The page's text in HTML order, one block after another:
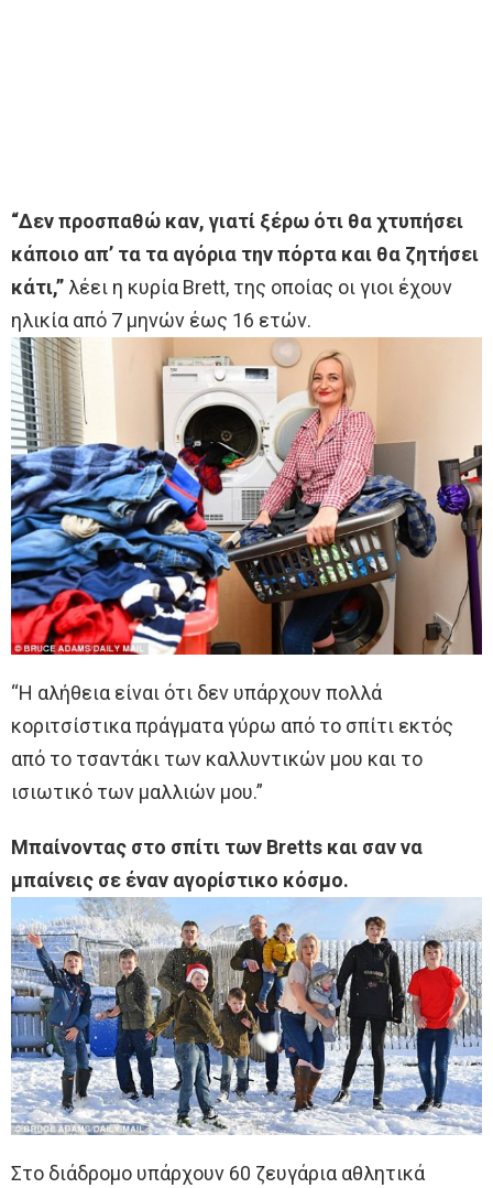
“Δεν προσπαθώ καν, γιατί ξέρω ότι θα χτυπήσει
κάποιο απ’ τα τα αγόρια την πόρτα και θα ζητήσει
κάτι,” λέει η κυρία Brett, της οποίας οι γιοι έχουν
ηλικία από 7 μηνών έως 16 ετών.
“Η αλήθεια είναι ότι δεν υπάρχουν πολλά
κοριτσίστικα πράγματα γύρω από το σπίτι εκτός
από το τσαντάκι των καλλυντικών μου και το
ισιωτικό των μαλλιών μου.”
Μπαίνοντας στο σπίτι των Bretts και σαν να
μπαίνεις σε έναν αγορίστικο κόσμο.
Στο διάδρομο υπάρχουν 60 ζευγάρια αθλητικά